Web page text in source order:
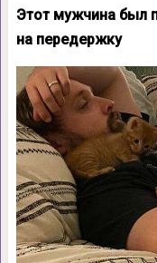
Этот мужчина был
на передержку